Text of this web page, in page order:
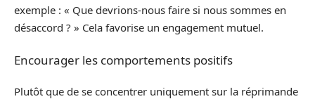
exemple : « Que devrions-nous faire si nous sommes en
désaccord ? » Cela favorise un engagement mutuel.
Encourager les comportements positifs
Plutôt que de se concentrer uniquement sur la réprimande